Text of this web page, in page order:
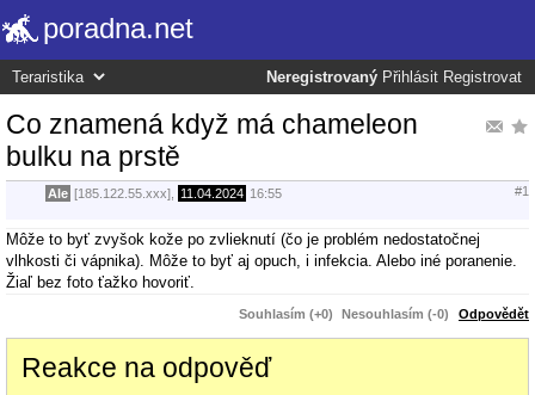
poradna.net
Neregistrovaný Přihlásit Registrovat
Co znamená když má chameleon
bulku na prstě
Ale [185.122.55.xxx], 11.04.2024 16:55 #1
Môže to byť zvyšok kože po zvlieknutí (čo je problém nedostatočnej
vlhkosti či vápnika). Môže to byť aj opuch, i infekcia. Alebo iné poranenie.
Žiaľ bez foto ťažko hovoriť.
Souhlasím (+0) Nesouhlasím (-0) Odpovědět
Reakce na odpověď